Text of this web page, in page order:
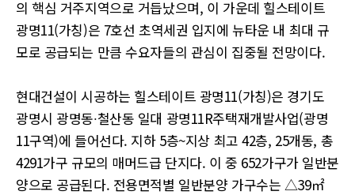
의 핵심 거주지역으로 거듭났으며, 이 가운데 힐스테이트
광명11(가칭)은 7호선 초역세권 입지에 뉴타운 내 최대 규
모로 공급되는 만큼 수요자들의 관심이 집중될 전망이다.
현대건설이 시공하는 힐스테이트 광명11(가칭)은 경기도
광명시 광명동∙철산동 일대 광명11R주택재개발사업(광명
11구역)에 들어선다. 지하 5층~지상 최고 42층, 25개동, 총
4291가구 규모의 매머드급 단지다. 이 중 652가구가 일반분
양으로 공급된다. 전용면적별 일반분양 가구수는 △39㎡